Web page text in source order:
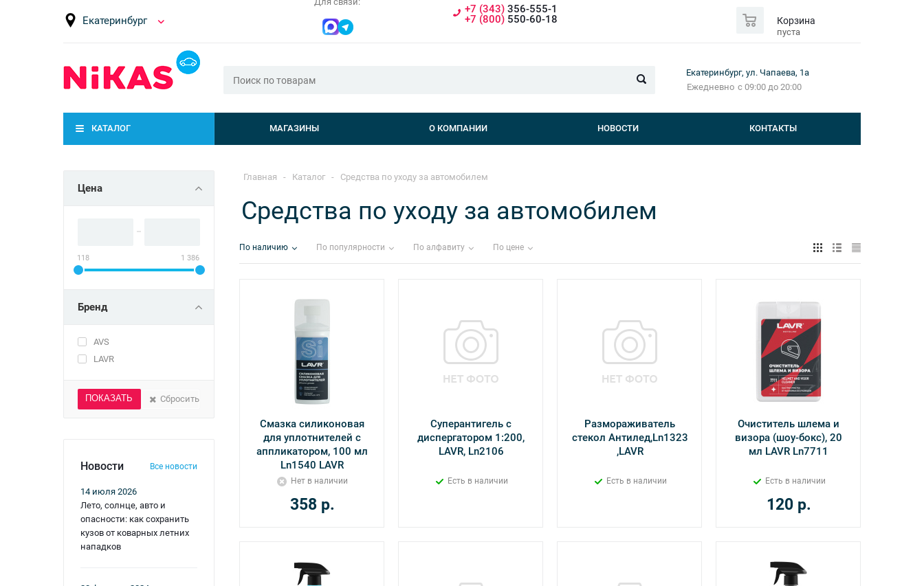
Екатеринбург
+7 (343) 356-555-1
+7 (800) 550-60-18 Корзина
пуста
Екатеринбург, ул. Чапаева, 1а
Ежедневно с 09:00 до 20:00
КАТАЛОГ МАГАЗИНЫ О КОМПАНИИ НОВОСТИ КОНТАКТЫ
Цена
118 1 386
Бренд
AVS
LAVR
Сбросить
Новости Все новости
14 июля 2026
Лето, солнце, авто и
опасности: как сохранить
кузов от коварных летних
нападков
Главная - Каталог - Средства по уходу за автомобилем
Средства по уходу за автомобилем
По наличию По популярности По алфавиту По цене
Смазка силиконовая
для уплотнителей с
аппликатором, 100 мл
Ln1540 LAVR
Нет в наличии
358 р.
Суперантигель с
диспергатором 1:200,
LAVR, Ln2106
Есть в наличии
Размораживатель
стекол Антилед,Ln1323
,LAVR
Есть в наличии
Очиститель шлема и
визора (шоу-бокс), 20
мл LAVR Ln7711
Есть в наличии
120р.